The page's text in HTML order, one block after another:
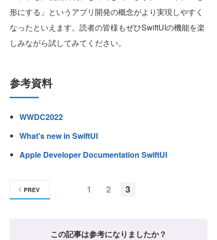
形にする」というアプリ開発の概念がより実現しやすく
なったといえます。読者の皆様もぜひSwiftUIの機能を楽
しみながら試してみてください。
参考資料
WWDC2022
What's new in SwiftUI
Apple Developer Documentation SwiftUI
1 2 3
PREV
この記事は参考になりましたか？